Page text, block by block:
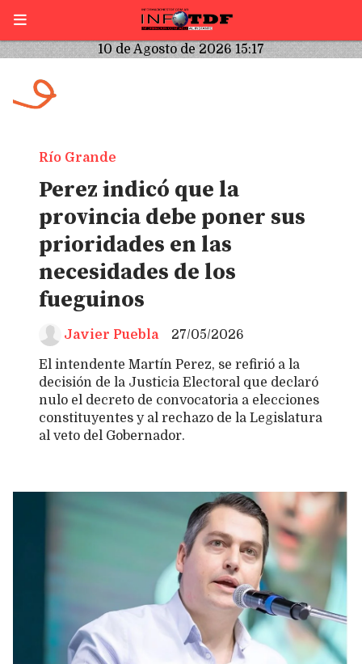
10 de Agosto de 2026 15:17
Perez indicó que la
provincia debe poner sus
prioridades en las
necesidades de los
fueguinos
El intendente Martín Perez, se refirió a la
decisión de la Justicia Electoral que declaró
nulo el decreto de convocatoria a elecciones
constituyentes y al rechazo de la Legislatura
al veto del Gobernador.
Río Grande
27/05/2026
Javier Puebla